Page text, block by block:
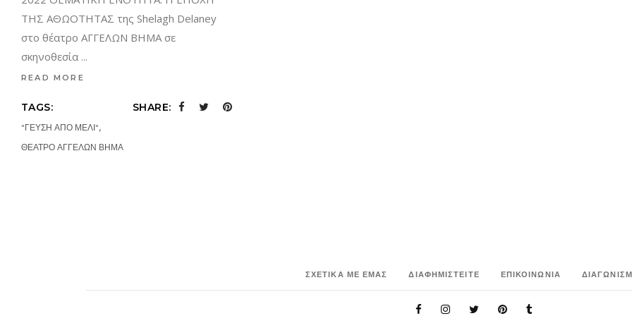
ΤΗΣ ΑΘΩΟΤΗΤΑΣ της Shelagh Delaney
στο θέατρο ΑΓΓΕΛΩΝ ΒΗΜΑ σε
σκηνοθεσία
READ MORE
TAGS:
"ΓΕΥΣΗ ΑΠΟ ΜΕΛΙ",
ΘΕΑΤΡΟ ΑΓΓΕΛΩΝ ΒΗΜΑ
SHARE:
ΣΧΕΤΙΚΑ ΜΕ ΕΜΑΣ ΔΙΑΦΗΜΙΣΤΕΙΤΕ ΕΠΙΚΟΙΝΩΝΙΑ